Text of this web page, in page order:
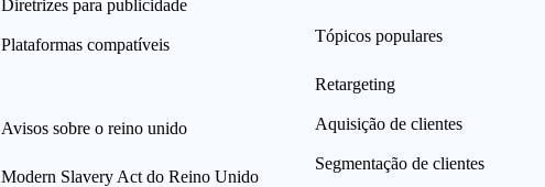
Diretrizes para publicidade
Plataformas compatíveis
Avisos sobre o reino unido
Modern Slavery Act do Reino Unido
Tópicos populares
Retargeting
Aquisição de clientes
Segmentação de clientes